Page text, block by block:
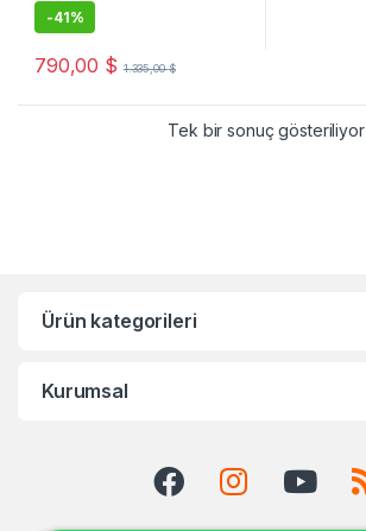
-41%
790,00 $ 1.335,00$
Tek bir sonuç gösteriliyor
Ürün kategorileri
Kurumsal